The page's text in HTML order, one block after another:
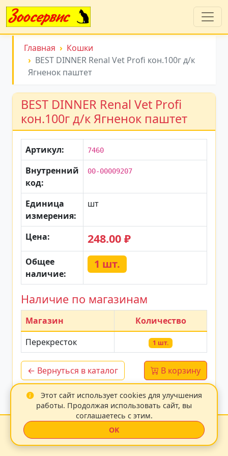
Главная
Кошки
BEST DINNER Renal Vet Profi кон.100г д/к
Ягненок паштет
BEST DINNER Renal Vet Profi
кон.100г д/к Ягненок паштет
Артикул: 7460
Внутренний
код:
00-00009207
Единица
измерения:
шт
Цена: 248.00 ₽
Общее
наличие:
1 шт.
Наличие по магазинам
Магазин
Количество
Перекресток
1 шт.
← Вернуться в каталог В корзину
Данные обновлены: 14.07.2026 20:37:25
Zoo21 2026
С любовью к животным
Этот сайт использует cookies для улучшения
работы. Продолжая использовать сайт, вы
соглашаетесь с этим.
OK